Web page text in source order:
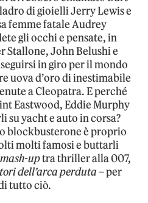
di gioielli Jerry Lewis e
femme fatale Audrey
gli occhi e pensate, in
Stallone, John Belushi e
in giro per il mondo
uova d’oro di inestimabile
a Cleopatra. E perché
Eastwood, Eddie Murphy
su yacht e auto in corsa?
blockbusterone è proprio
molti famosi e buttarli
mash-uptra thriller alla 007,
dell’arca perduta– per
tutto ciò.